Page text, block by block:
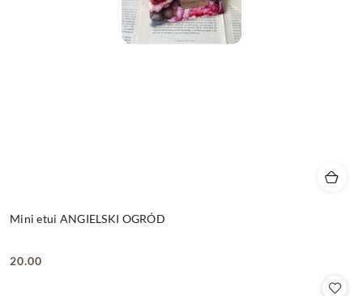
Mini etui ANGIELSKI OGRÓD
Cena:
20.00